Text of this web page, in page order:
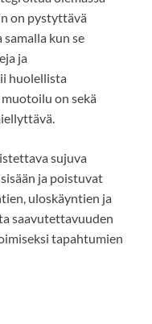
on pystyttävä
kun se
ja
huolellista
on sekä
sujuva
ja poistuvat
uloskäyntien ja
saavutettavuuden
tapahtumien